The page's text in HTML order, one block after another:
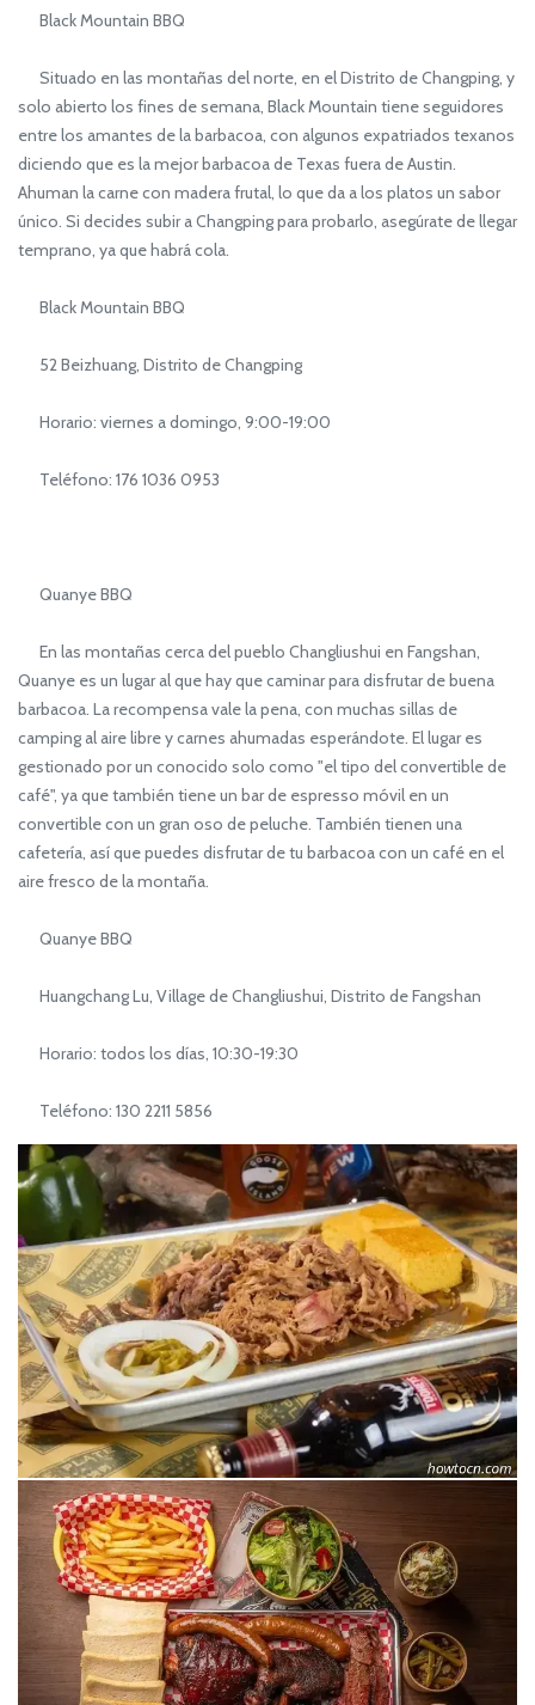
Black Mountain BBQ
Situado en las montañas del norte, en el Distrito de Changping, y
solo abierto los fines de semana, Black Mountain tiene seguidores
entre los amantes de la barbacoa, con algunos expatriados texanos
diciendo que es la mejor barbacoa de Texas fuera de Austin.
Ahuman la carne con madera frutal, lo que da a los platos un sabor
único. Si decides subir a Changping para probarlo, asegúrate de llegar
temprano, ya que habrá cola.
Black Mountain BBQ
52 Beizhuang, Distrito de Changping
Horario: viernes a domingo, 9:00-19:00
Teléfono: 176 1036 0953
Quanye BBQ
En las montañas cerca del pueblo Changliushui en Fangshan,
Quanye es un lugar al que hay que caminar para disfrutar de buena
barbacoa. La recompensa vale la pena, con muchas sillas de
camping al aire libre y carnes ahumadas esperándote. El lugar es
gestionado por un conocido solo como "el tipo del convertible de
café", ya que también tiene un bar de espresso móvil en un
convertible con un gran oso de peluche. También tienen una
cafetería, así que puedes disfrutar de tu barbacoa con un café en el
aire fresco de la montaña.
Quanye BBQ
Huangchang Lu, Village de Changliushui, Distrito de Fangshan
Horario: todos los días, 10:30-19:30
Teléfono: 130 2211 5856